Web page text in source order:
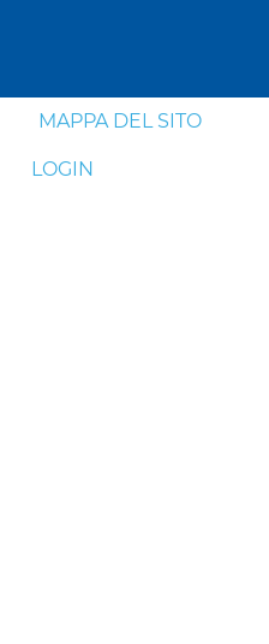
MAPPA DEL SITO
LOGIN